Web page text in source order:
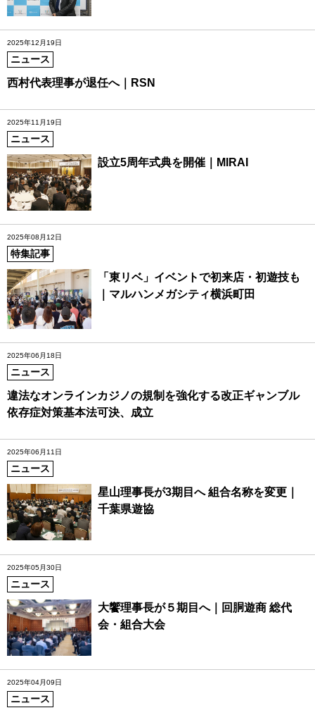
2025年12月19日
ニュース
西村代表理事が退任へ｜RSN
2025年11月19日
ニュース
設立5周年式典を開催｜MIRAI
2025年08月12日
特集記事
「東リベ」イベントで初来店・初遊技も
｜マルハンメガシティ横浜町田
2025年06月18日
ニュース
違法なオンラインカジノの規制を強化する改正ギャンブル
依存症対策基本法可決、成立
2025年06月11日
ニュース
星山理事長が3期目へ 組合名称を変更｜
千葉県遊協
2025年05月30日
ニュース
大饗理事長が５期目へ｜回胴遊商 総代
会・組合大会
2025年04月09日
ニュース